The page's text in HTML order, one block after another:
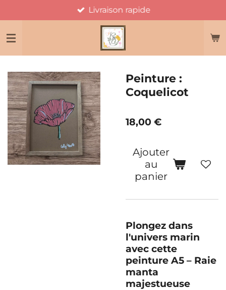
au
contenu
Livraison rapide
Peinture :
Coquelicot
18,00 €
Ajouter
au
panier
Plongez dans
l'univers marin
avec cette
peinture A5 – Raie
manta
majestueuse